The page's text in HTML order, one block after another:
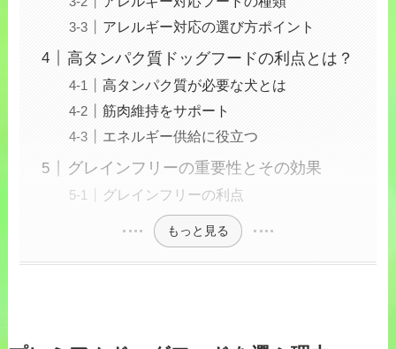
アレルギー対応の選び方ポイント
高タンパク質ドッグフードの利点とは？
高タンパク質が必要な犬とは
筋肉維持をサポート
エネルギー供給に役立つ
グレインフリーの重要性とその効果
グレインフリーの利点
もっと見る